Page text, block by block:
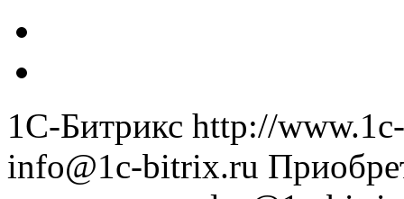
1С-Битрикс http://
info@1c-bitrix.ru